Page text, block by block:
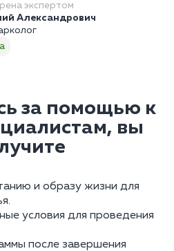
экспертом
Александрович
за помощью к
вы
и образу жизни для
условия для проведения
после завершения